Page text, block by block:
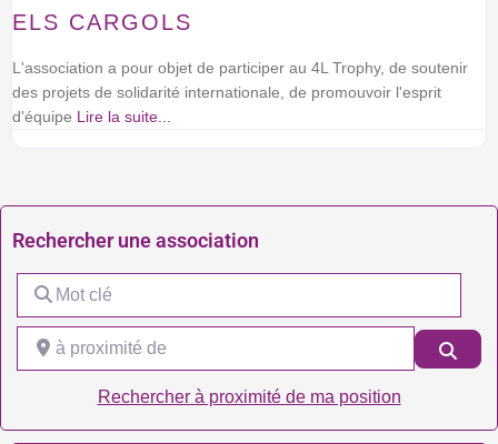
ELS CARGOLS
L'association a pour objet de participer au 4L Trophy, de soutenir
des projets de solidarité internationale, de promouvoir l'esprit
d'équipe Lire la suite...
Rechercher une association
Mot clé
à proximité de
Rechercher à proximité de ma position